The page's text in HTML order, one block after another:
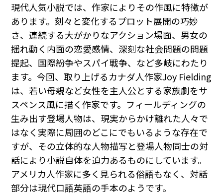
現代人気小説では、作家によりその作風に特徴が
あります。刻々と変化するプロット展開の巧妙
さ、連続する大がかりなアクション場面、男女の
揺れ動く内面の恋愛感情、深刻な社会問題の問題
提起、国際紛争やスパイ戦争、など多岐にわたり
ます。今回、取り上げるカナダ人作家Joy Fielding
は、若い母親など女性を主人公とする家族劇をサ
スペンス風に描く作家です。フィールディングの
生み出す登場人物は、現実からかけ離れた人々で
はなく実際に周囲のどこにでもいるような存在で
すが、その立体的な人物描写と登場人物同士の対
話により小説自体を迫力あるものにしています。
アメリカ人作家に多く見られる俗語もなく、対話
部分は現代口語英語の手本のようです。